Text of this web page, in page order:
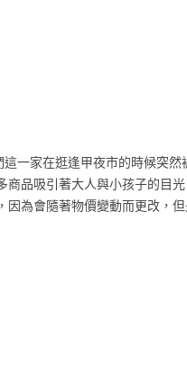
一家在逛逢甲夜市的時候突
商品吸引著大人與小孩子的目
為會隨著物價變動而更改，